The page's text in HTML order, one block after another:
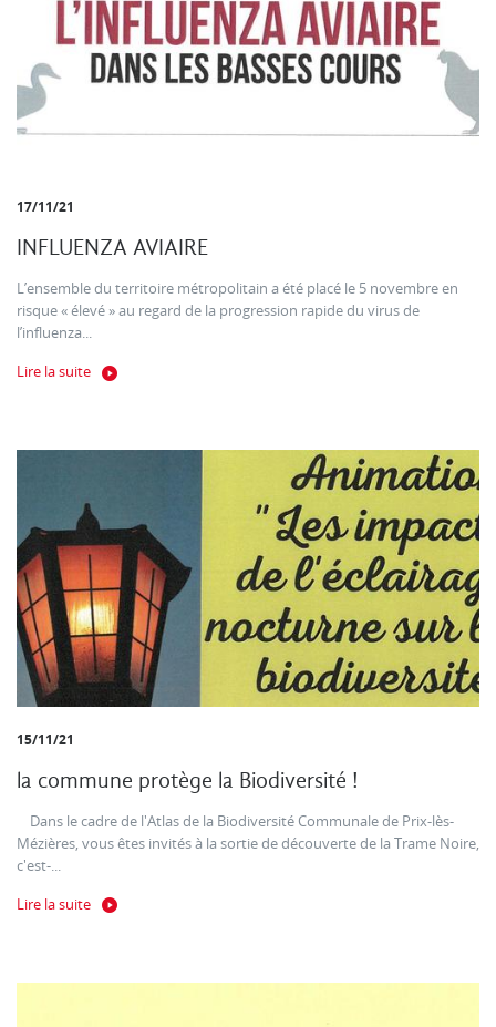
17/11/21
INFLUENZA AVIAIRE
L’ensemble du territoire métropolitain a été placé le 5 novembre en
risque « élevé » au regard de la progression rapide du virus de
l’influenza...
Lire la suite
15/11/21
la commune protège la Biodiversité !
Dans le cadre de l'Atlas de la Biodiversité Communale de Prix-lès-
Mézières, vous êtes invités à la sortie de découverte de la Trame Noire,
c'est-...
Lire la suite